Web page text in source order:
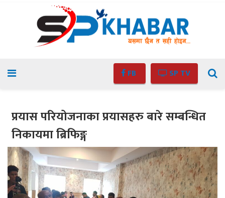
FB SP TV
प्रयास परियोजनाका प्रयासहरु बारे सम्बन्धित
निकायमा ब्रिफिङ्ग